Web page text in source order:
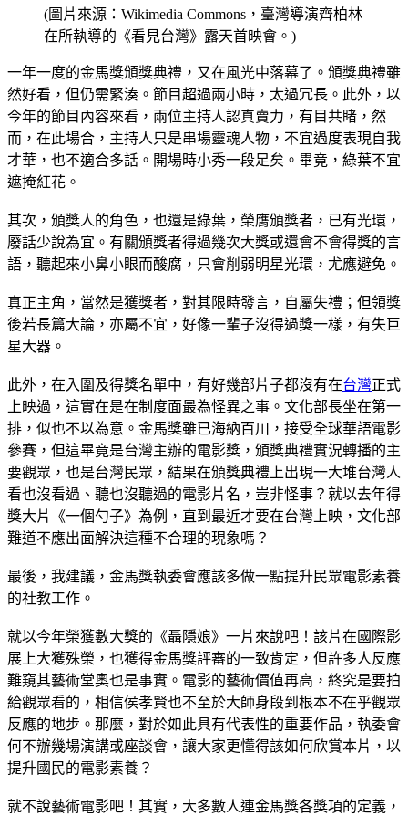
(圖片來源：Wikimedia Commons，臺灣導演齊柏林
在所執導的《看見台灣》露天首映會。)
一年一度的金馬獎頒獎典禮，又在風光中落幕了。頒獎典禮雖
然好看，但仍需緊湊。節目超過兩小時，太過冗長。此外，以
今年的節目內容來看，兩位主持人認真賣力，有目共睹，然
而，在此場合，主持人只是串場靈魂人物，不宜過度表現自我
才華，也不適合多話。開場時小秀一段足矣。畢竟，綠葉不宜
遮掩紅花。
其次，頒獎人的角色，也還是綠葉，榮膺頒獎者，已有光環，
廢話少說為宜。有關頒獎者得過幾次大獎或還會不會得獎的言
語，聽起來小鼻小眼而酸腐，只會削弱明星光環，尤應避免。
真正主角，當然是獲獎者，對其限時發言，自屬失禮；但領獎
後若長篇大論，亦屬不宜，好像一輩子沒得過獎一樣，有失巨
星大器。
此外，在入圍及得獎名單中，有好幾部片子都沒有在台灣正式
上映過，這實在是在制度面最為怪異之事。文化部長坐在第一
排，似也不以為意。金馬獎雖已海納百川，接受全球華語電影
參賽，但這畢竟是台灣主辦的電影獎，頒獎典禮實況轉播的主
要觀眾，也是台灣民眾，結果在頒獎典禮上出現一大堆台灣人
看也沒看過、聽也沒聽過的電影片名，豈非怪事？就以去年得
獎大片《一個勺子》為例，直到最近才要在台灣上映，文化部
難道不應出面解決這種不合理的現象嗎？
最後，我建議，金馬獎執委會應該多做一點提升民眾電影素養
的社教工作。
就以今年榮獲數大獎的《聶隱娘》一片來說吧！該片在國際影
展上大獲殊榮，也獲得金馬獎評審的一致肯定，但許多人反應
難窺其藝術堂奧也是事實。電影的藝術價值再高，終究是要拍
給觀眾看的，相信侯孝賢也不至於大師身段到根本不在乎觀眾
反應的地步。那麼，對於如此具有代表性的重要作品，執委會
何不辦幾場演講或座談會，讓大家更懂得該如何欣賞本片，以
提升國民的電影素養？
就不說藝術電影吧！其實，大多數人連金馬獎各獎項的定義，